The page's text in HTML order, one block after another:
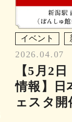
イベント
2026.04.07
【5月2
情報】日
ェスタ開